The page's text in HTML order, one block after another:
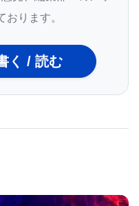
常な発達段階である
ストレスが原因であ
ように感じたり、子
おります。
く / 読む